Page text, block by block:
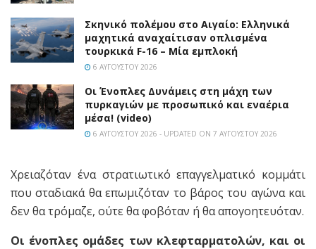
Σκηνικό πολέμου στο Αιγαίο: Ελληνικά
μαχητικά αναχαίτισαν οπλισμένα
τουρκικά F-16 – Μία εμπλοκή
6 ΑΥΓΟΎΣΤΟΥ 2026
Οι Ένοπλες Δυνάμεις στη μάχη των
πυρκαγιών με προσωπικό και εναέρια
μέσα! (video)
6 ΑΥΓΟΎΣΤΟΥ 2026 - UPDATED ON 7 ΑΥΓΟΎΣΤΟΥ 2026
Χρειαζόταν ένα στρατιωτικό επαγγελματικό κομμάτι
που σταδιακά θα επωμιζόταν το βάρος του αγώνα και
δεν θα τρόμαζε, ούτε θα φοβόταν ή θα απογοητευόταν.
Οι ένοπλες ομάδες των κλεφταρματολών, και οι